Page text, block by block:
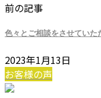
前の記事
色々とご相談をさせていた
2023年1月13日
お客様の声